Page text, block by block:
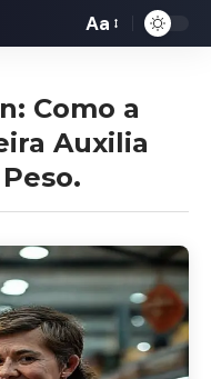
fontes
Aa
Como a
Auxilia